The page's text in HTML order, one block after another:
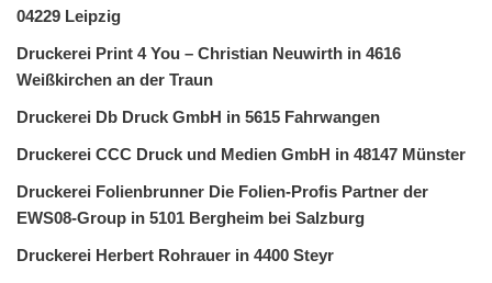
04229 Leipzig
Druckerei Print 4 You – Christian Neuwirth in 4616
Weißkirchen an der Traun
Druckerei Db Druck GmbH in 5615 Fahrwangen
Druckerei CCC Druck und Medien GmbH in 48147 Münster
Druckerei Folienbrunner Die Folien-Profis Partner der
EWS08-Group in 5101 Bergheim bei Salzburg
Druckerei Herbert Rohrauer in 4400 Steyr